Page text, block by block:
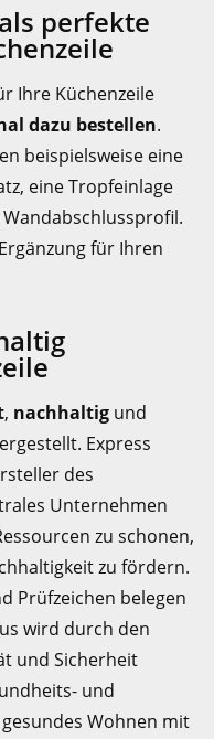
perfekte
Ihre Küchenzeile
dazu bestellen.
beispielsweise eine
eine Tropfeinlage
für Ihren
, nachhaltig und
Express
des
Unternehmen
zu schonen,
zu fördern.
Prüfzeichen belegen
wird durch den
und Sicherheit
und
Wohnen mit